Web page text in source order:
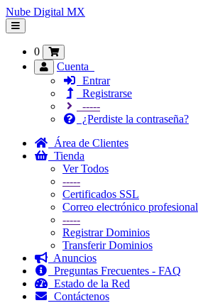
Nube Digital MX
Alternar
Navegación
0
Cuenta
Entrar
Registrarse
-----
¿Perdiste la contraseña?
Área de Clientes
Tienda
Ver Todos
-----
Certificados SSL
Correo electrónico profesional
-----
Registrar Dominios
Transferir Dominios
Anuncios
Preguntas Frecuentes - FAQ
Estado de la Red
Contáctenos